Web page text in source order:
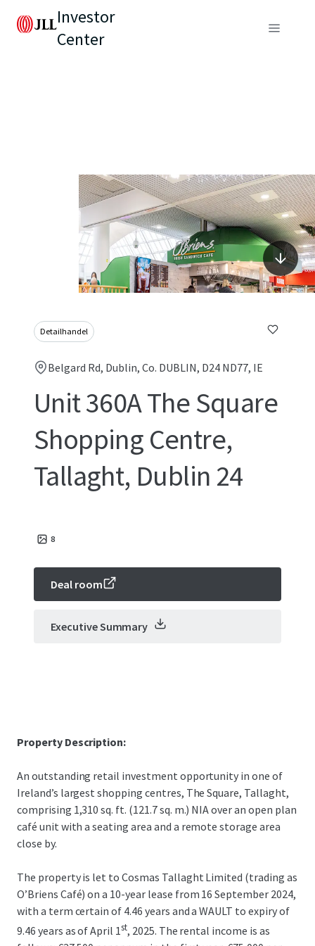
Investor
Center
Detailhandel
Belgard Rd, Dublin, Co. DUBLIN, D24 ND77, IE
Unit 360A The Square
Shopping Centre,
Tallaght, Dublin 24
8
Deal room
Executive Summary
Property Description:
An outstanding retail investment opportunity in one of
Ireland’s largest shopping centres, The Square, Tallaght,
comprising 1,310 sq. ft. (121.7 sq. m.) NIA over an open plan
café unit with a seating area and a remote storage area
close by.
The property is let to Cosmas Tallaght Limited (trading as
O’Briens Café) on a 10-year lease from 16 September 2024,
with a term certain of 4.46 years and a WAULT to expiry of
9.46 years as of April 1st, 2025. The rental income is as